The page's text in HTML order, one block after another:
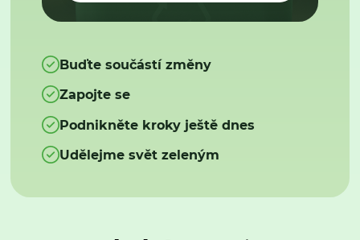
Buďte součástí změny
Zapojte se
Podnikněte kroky ještě dnes
Udělejme svět zeleným